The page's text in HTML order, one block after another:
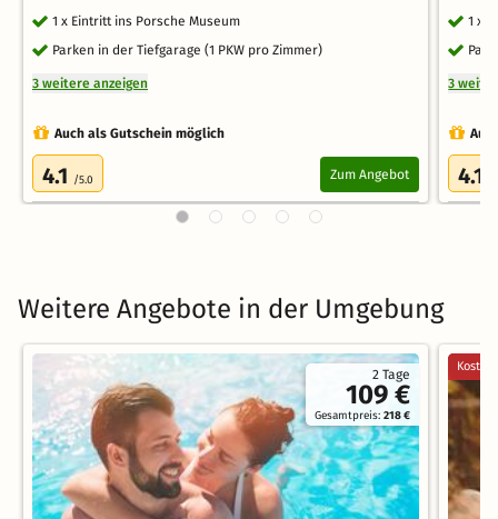
1 x Eintritt ins Porsche Museum
Parken in der Tiefgarage (1 PKW pro Zimmer)
3 weitere anzeigen
Auch als Gutschein möglich
4.1 /5.0 Zum Angebot
1 x
3
4.1
Weitere Angebote in der Umgebung
2 Tage
109 €
Gesamtpreis:218 €